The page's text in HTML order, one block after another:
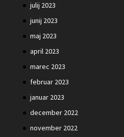
julij 2023
junij 2023
maj 2023
april 2023
marec 2023
februar 2023
januar 2023
december 2022
november 2022